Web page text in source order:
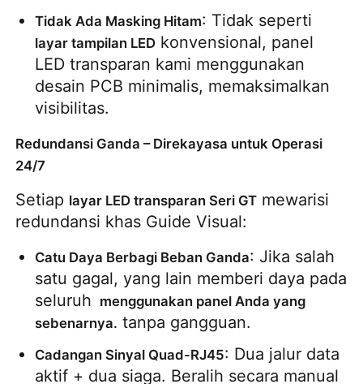
SMD LED Screen
Papan Tampilan LED Luar
Papan reklame luar ruangan
Tidak Ada Masking Hitam
layar tampilan LED konvensional, panel
LED transparan kami menggunakan
desain PCB minimalis, memaksimalkan
visibilitas.
Redundansi Ganda – Direkayasa untuk Operasi
24/7
Setiap layar LED transparan Seri GT mewarisi
redundansi khas Guide Visual:
Catu Daya Berbagi Beban Ganda: Jika salah
satu gagal, yang lain memberi daya pada
seluruh menggunakan panel Anda yang
sebenarnya. tanpa gangguan.
Cadangan Sinyal Quad-RJ45: Dua jalur data
aktif + dua siaga. Beralih secara manual